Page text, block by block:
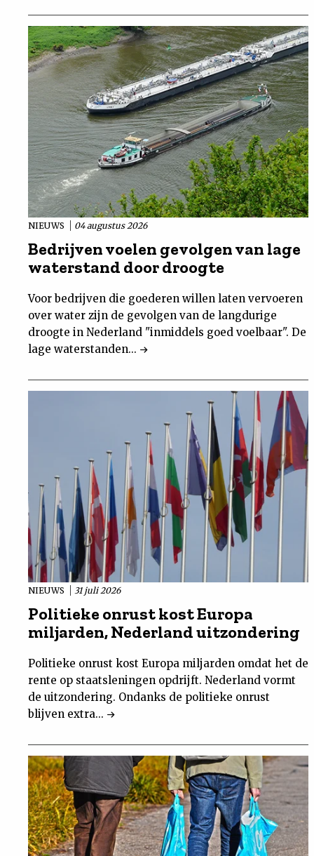
NIEUWS 04 augustus 2026
Bedrijven voelen gevolgen van lage
waterstand door droogte
Voor bedrijven die goederen willen laten vervoeren
over water zijn de gevolgen van de langdurige
droogte in Nederland "inmiddels goed voelbaar". De
lage waterstanden...
NIEUWS 31 juli 2026
Politieke onrust kost Europa
miljarden, Nederland uitzondering
Politieke onrust kost Europa miljarden omdat het de
rente op staatsleningen opdrijft. Nederland vormt
de uitzondering. Ondanks de politieke onrust
blijven extra...